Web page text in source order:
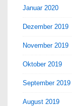
Januar 2020
Dezember 2019
November 2019
Oktober 2019
September 2019
August 2019